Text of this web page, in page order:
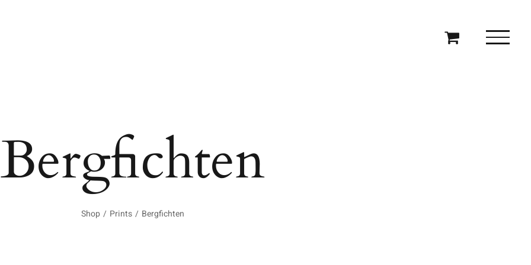
Bergfichten
Shop / Prints / Bergfichten